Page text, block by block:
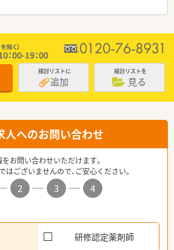
検討リストに
追加
検討リストを
見る
人へのお問い合わせ
お問い合わせいただけます。
はございませんので、ご安心ください。
2 3
4
研修認定薬剤師